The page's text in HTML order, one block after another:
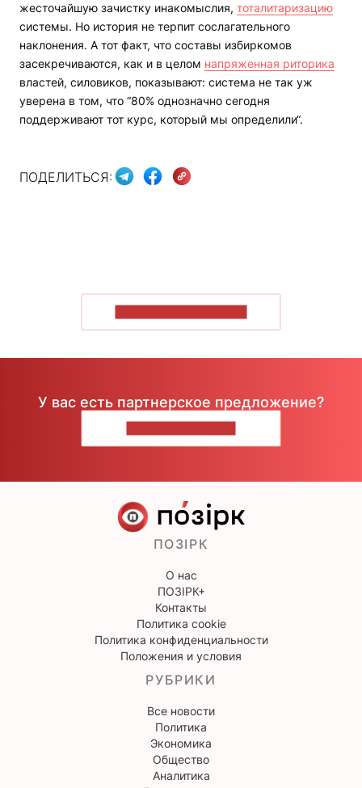
жесточайшую зачистку инакомыслия, тоталитаризацию
системы. Но история не терпит сослагательного
наклонения. А тот факт, что составы избиркомов
засекречиваются, как и в целом напряженная риторика
властей, силовиков, показывают: система не так уж
уверена в том, что “80% однозначно сегодня
поддерживают тот курс, который мы определили“.
ПОДЕЛИТЬСЯ:
У вас есть партнерское предложение?
ПОЗІРК
О нас
ПОЗІРК+
Контакты
Политика cookie
Политика конфиденциальности
Положения и условия
РУБРИКИ
Все новости
Политика
Экономика
Общество
Аналитика